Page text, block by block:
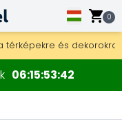
0
esetén.
és dekorokra.
06155341